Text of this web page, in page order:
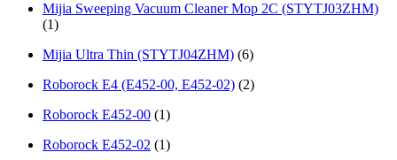
Mijia Sweeping Vacuum Cleaner Mop 2C (STYTJ03ZHM)
(1)
Mijia Ultra Thin (STYTJ04ZHM) (6)
Roborock E4 (E452-00, E452-02) (2)
Roborock E452-00 (1)
Roborock E452-02 (1)